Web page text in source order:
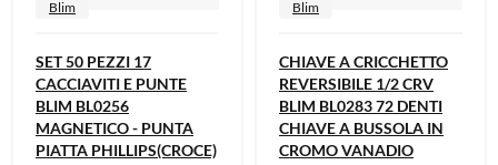
Blim
SET 50 PEZZI 17
CACCIAVITI E PUNTE
BLIM BL0256
MAGNETICO - PUNTA
PIATTA PHILLIPS(CROCE)
Blim
CHIAVE A CRICCHETTO
REVERSIBILE 1/2 CRV
BLIM BL0283 72 DENTI
CHIAVE A BUSSOLA IN
CROMO VANADIO